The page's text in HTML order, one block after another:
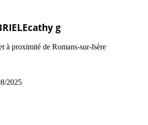
cathy g
à proximité de Romans-sur-Isère
2025